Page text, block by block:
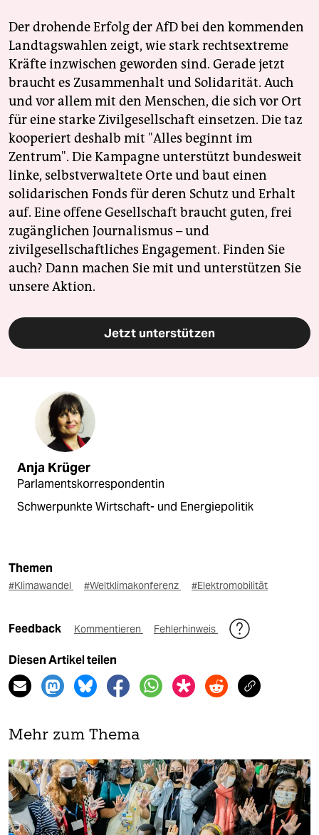
Der drohende Erfolg der AfD bei den kommenden
Landtagswahlen zeigt, wie stark rechtsextreme
Kräfte inzwischen geworden sind. Gerade jetzt
braucht es Zusammenhalt und Solidarität. Auch
und vor allem mit den Menschen, die sich vor Ort
für eine starke Zivilgesellschaft einsetzen. Die taz
kooperiert deshalb mit "Alles beginnt im
Zentrum". Die Kampagne unterstützt bundesweit
linke, selbstverwaltete Orte und baut einen
solidarischen Fonds für deren Schutz und Erhalt
auf. Eine offene Gesellschaft braucht guten, frei
zugänglichen Journalismus – und
zivilgesellschaftliches Engagement. Finden Sie
auch? Dann machen Sie mit und unterstützen Sie
unsere Aktion.
Jetzt unterstützen
Anja Krüger
Parlamentskorrespondentin
Schwerpunkte Wirtschaft- und Energiepolitik
Themen
#Klimawandel #Weltklimakonferenz #Elektromobilität
Feedback Kommentieren Fehlerhinweis
Diesen Artikel teilen
Mehr zum Thema